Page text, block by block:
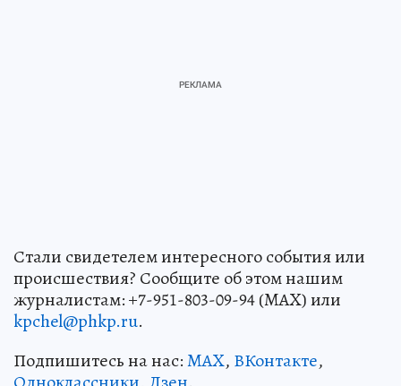
Стали свидетелем интересного события или
происшествия? Сообщите об этом нашим
журналистам: +7-951-803-09-94 (MAX) или
kpchel@phkp.ru.
Подпишитесь на нас:MAX, ВКонтакте,